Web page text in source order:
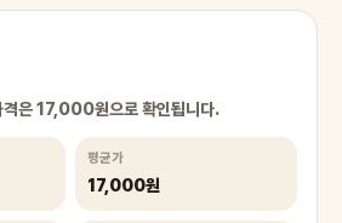
격은 17,000원으로 확인됩니다.
평균가
17,000원